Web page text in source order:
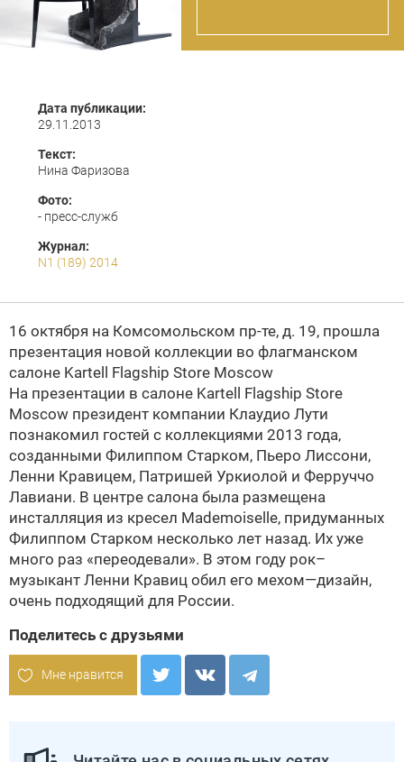
Дата публикации:
29.11.2013
Текст:
Нина Фаризова
Фото:
- пресс-служб
Журнал:
N1 (189) 2014
16 октября на Комсомольском пр-те, д. 19, прошла
презентация новой коллекции во флагманском
салоне Kartell Flagship Store Moscow
На презентации в салоне Kartell Flagship Store
Moscow президент компании Клаудио Лути
познакомил гостей с коллекциями 2013 года,
созданными Филиппом Старком, Пьеро Лиссони,
Ленни Кравицем, Патришей Уркиолой и Ферруччо
Лавиани. В центре салона была размещена
инсталляция из кресел Mademoiselle, придуманных
Филиппом Старком несколько лет назад. Их уже
много раз «переодевали». В этом году рок–
музыкант Ленни Кравиц обил его мехом—дизайн,
очень подходящий для России.
Поделитесь с друзьями
Мне нравится